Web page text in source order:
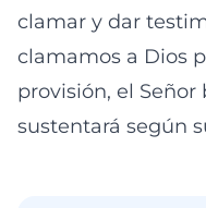
clamar y dar
clamamos a Dios
provisión, el Señor
sustentará según